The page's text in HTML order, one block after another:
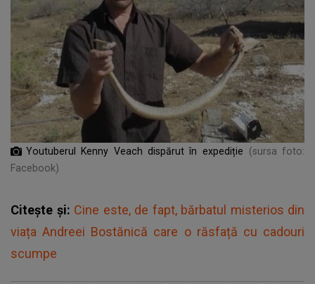
Youtuberul Kenny Veach dispărut în expediție
(sursa foto:
Facebook)
Citește și: Cine este, de fapt, bărbatul misterios din
viața Andreei Bostănică care o răsfață cu cadouri
scumpe